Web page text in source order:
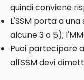
quindi conviene
L'SSM porta a
alcune 3 o 5);
Puoi partecipare
all'SSM devi